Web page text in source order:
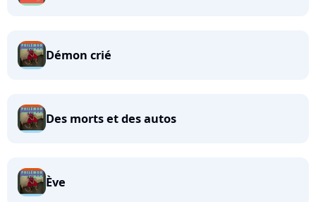
Démon crié
Des morts et des autos
Ève